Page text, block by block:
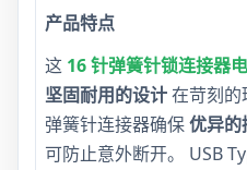
产品特点
这 16 针弹簧针锁连接器
坚固耐用的设计在苛刻的
弹簧针连接器确保优异的
可防止意外断开。 USB